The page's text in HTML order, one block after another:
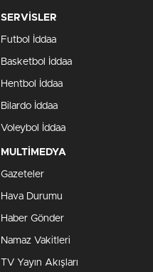
SERVİSLER
Futbol İddaa
Basketbol İddaa
Hentbol İddaa
Bilardo İddaa
Voleybol İddaa
MULTİMEDYA
Gazeteler
Hava Durumu
Haber Gönder
Namaz Vakitleri
TV Yayın Akışları